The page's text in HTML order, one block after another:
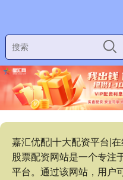
嘉汇优配|十大配资平台|
股票配资网站是一个专注
平台。通过该网站，用户